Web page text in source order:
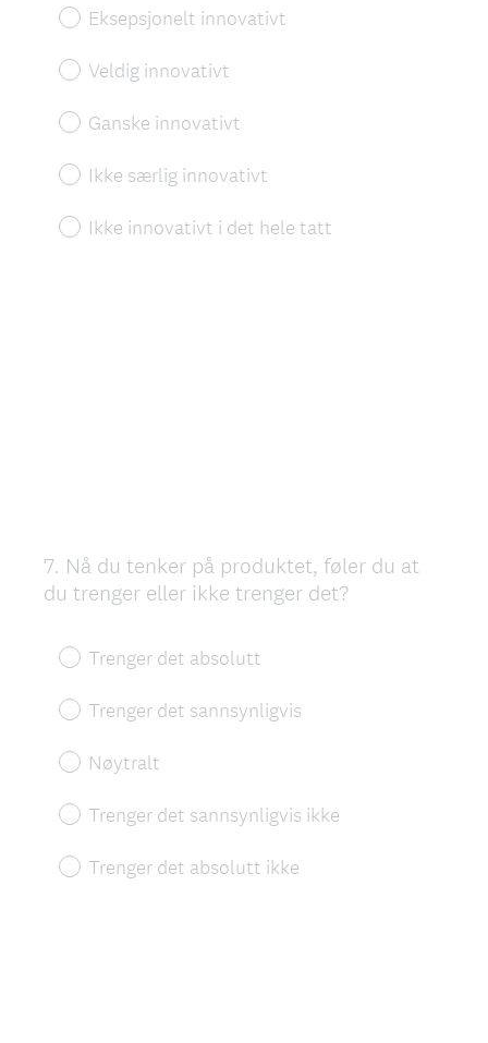
Eksepsjonelt innovativt
Veldig innovativt
Ganske innovativt
Ikke særlig innovativt
Ikke innovativt i det hele tatt
Question
Title
7. Nå du tenker på produktet, føler du at
du trenger eller ikke trenger det?
Trenger det absolutt
Trenger det sannsynligvis
Nøytralt
Trenger det sannsynligvis ikke
Trenger det absolutt ikke